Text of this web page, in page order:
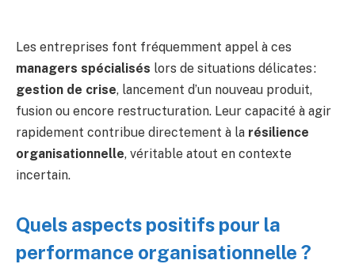
Les entreprises font fréquemment appel à ces
managers spécialisés lors de situations délicates :
gestion de crise, lancement d’un nouveau produit,
fusion ou encore restructuration. Leur capacité à agir
rapidement contribue directement à la résilience
organisationnelle, véritable atout en contexte
incertain.
Quels aspects positifs pour la
performance organisationnelle ?